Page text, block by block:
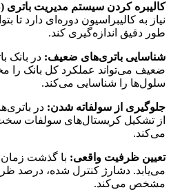
کالیبره کردن سیستم مدیریت باتری (BMS):
نیاز به کالیبراسیون دوره‌ای دارد تا
طور دقیق اندازه‌گیری کند.
شناسایی باتری‌های ضعیف: در بانک
ضعیف می‌تواند عملکرد کل بانک را
سلول‌ها را شناسایی می‌کند.
جلوگیری از سولفاته شدن: در
از تشکیل کریستال‌های سولفات
می‌کند.
تعیین ظرفیت واقعی: با گذشت
می‌یابد. دشارژ کنترل شده، درصد
مشخص می‌کند.